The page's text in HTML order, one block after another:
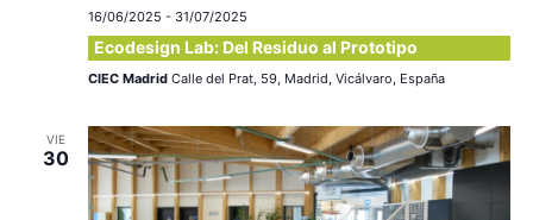
16/06/2025 - 31/07/2025
Ecodesign Lab: Del Residuo al Prototipo
CIEC Madrid Calle del Prat, 59, Madrid, Vicálvaro, España
VIE
30